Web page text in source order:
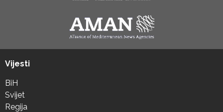
Vijesti
BiH
Svijet
Regija